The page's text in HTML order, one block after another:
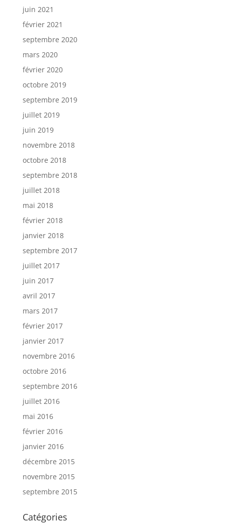
juin 2021
février 2021
septembre 2020
mars 2020
février 2020
octobre 2019
septembre 2019
juillet 2019
juin 2019
novembre 2018
octobre 2018
septembre 2018
juillet 2018
mai 2018
février 2018
janvier 2018
septembre 2017
juillet 2017
juin 2017
avril 2017
mars 2017
février 2017
janvier 2017
novembre 2016
octobre 2016
septembre 2016
juillet 2016
mai 2016
février 2016
janvier 2016
décembre 2015
novembre 2015
septembre 2015
Catégories